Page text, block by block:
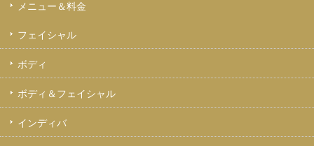
メニュー＆料金
フェイシャル
ボディ
ボディ＆フェイシャル
インディバ